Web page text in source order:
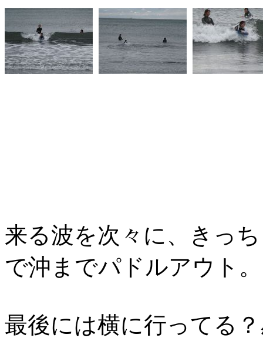
来る波を次々に、きっ
で沖までパドルアウト。
最後には横に行ってる